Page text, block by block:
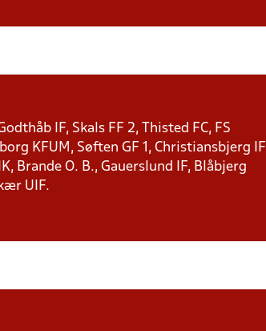
IF, Skals FF 2, Thisted FC, FS
KFUM, Søften GF 1, Christiansbjerg IF
Brande O. B., Gauerslund IF, Blåbjerg
UIF.